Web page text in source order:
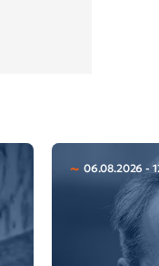
06.08.2026 -